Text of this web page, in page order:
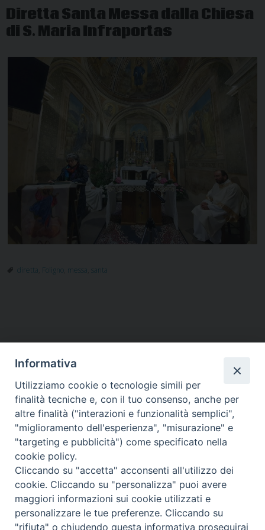
Diretta Santa Messa dalla Chiesa
di S. Maria Infraportas
diretta Foligno messa santa
HOME VESCOVO ORARI MESSE
CURIA VESCOVILE
TUTELA MINORI
UFFICI PASTORALI PERSONE
VITA CONSACRATA
DOCUMENTI
CONTATTI
Copyright © 2018 Diocesi di Foligno /Curia . Piazza Mons. Faloci 3 - 06034
tel. 0742 350473 fax 0742 349021 email: info@diocesidifoligno.it . pec:
diocesidifoligno@pec.it
Informativa
Utilizziamo cookie o tecnologie simili per
finalità tecniche e, con il tuo consenso, anche per
altre finalità ("interazioni e funzionalità semplici",
"miglioramento dell'esperienza", "misurazione" e
"targeting e pubblicità") come specificato nella
cookie policy.
Cliccando su "accetta" acconsenti all'utilizzo dei
cookie. Cliccando su "personalizza" puoi avere
maggiori informazioni sui cookie utilizzati e
personalizzare le tue preferenze. Cliccando su
"rifiuta" o chiudendo questa informativa proseguirai